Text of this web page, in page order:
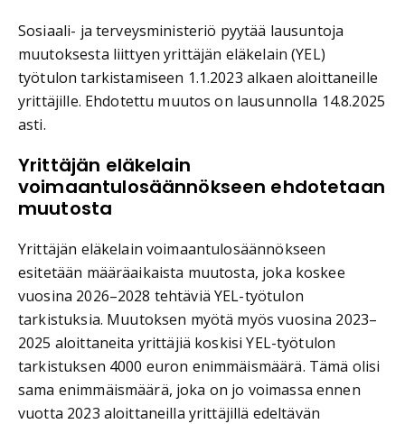
Sosiaali- ja terveysministeriö pyytää lausuntoja
muutoksesta liittyen yrittäjän eläkelain (YEL)
työtulon tarkistamiseen 1.1.2023 alkaen aloittaneille
yrittäjille. Ehdotettu muutos on lausunnolla 14.8.2025
asti.
Yrittäjän eläkelain
voimaantulosäännökseen ehdotetaan
muutosta
Yrittäjän eläkelain voimaantulosäännökseen
esitetään määräaikaista muutosta, joka koskee
vuosina 2026–2028 tehtäviä YEL-työtulon
tarkistuksia. Muutoksen myötä myös vuosina 2023–
2025 aloittaneita yrittäjiä koskisi YEL-työtulon
tarkistuksen 4000 euron enimmäismäärä. Tämä olisi
sama enimmäismäärä, joka on jo voimassa ennen
vuotta 2023 aloittaneilla yrittäjillä edeltävän